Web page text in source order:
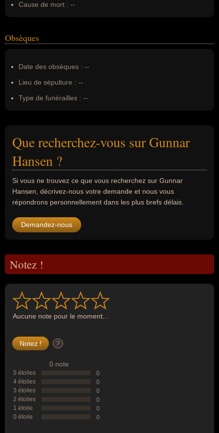
Cause de mort : --
Obsèques
Date des obsèques : --
Lieu de sépulture : --
Type de funérailles : --
Que recherchez-vous sur Gunnar
Hansen ?
Si vous ne trouvez ce que vous recherchez sur Gunnar
Hansen, décrivez-nous votre demande et nous vous
répondrons personnellement dans les plus brefs délais.
Demandez-nous
Notez !
Aucune note pour le moment...
?
0 note
5 étoiles
0
4 étoiles
0
3 étoiles
0
2 étoiles
0
1 étoile
0
0 étoile
0